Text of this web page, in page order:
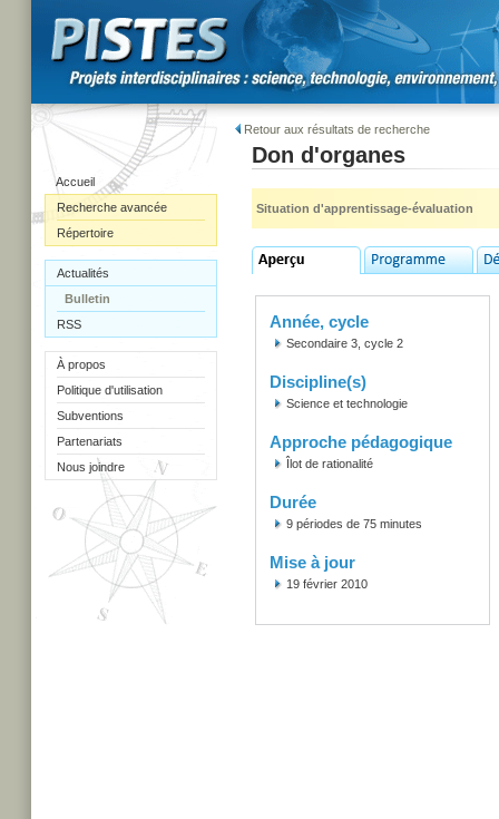
Accueil
Recherche avancée
Répertoire
Actualités
Bulletin
RSS
À propos
Politique d'utilisation
Subventions
Partenariats
Nous joindre
Retour aux résultats de recherche
Don d'organes
Situation d'apprentissage-évaluation
Année, cycle
Secondaire 3, cycle 2
Discipline(s)
Science et technologie
Approche pédagogique
Îlot de rationalité
Durée
9 périodes de 75 minutes
Mise à jour
19 février 2010